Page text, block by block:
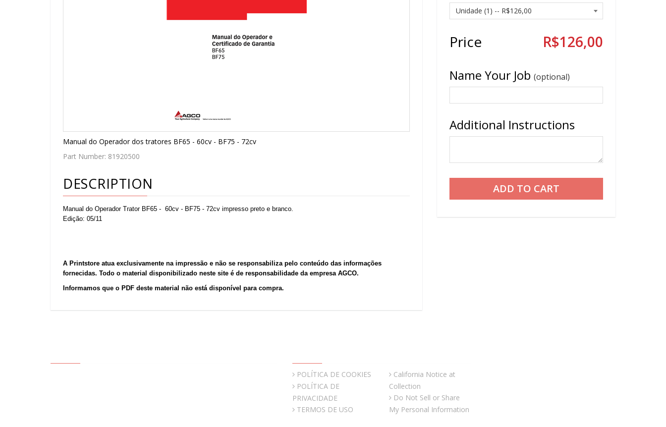
Price R$126,00
Name Your Job (optional)
Additional Instructions
Manual do Operador dos tratores BF65 - 60cv - BF75 - 72cv
Part Number: 81920500
DESCRIPTION
Manual do Operador Trator BF65 - 60cv - BF75 - 72cv impresso preto e branco.
Edição: 05/11
A Printstore atua exclusivamente na impressão e não se responsabiliza pelo conteúdo das informações
fornecidas. Todo o material disponibilizado neste site é de responsabilidade da empresa AGCO.
Informamos que o PDF deste material não está disponível para compra.
POLÍTICA DE COOKIES
POLÍTICA DE
PRIVACIDADE
TERMOS DE USO
California Notice at
Collection
Do Not Sell or Share
My Personal Information